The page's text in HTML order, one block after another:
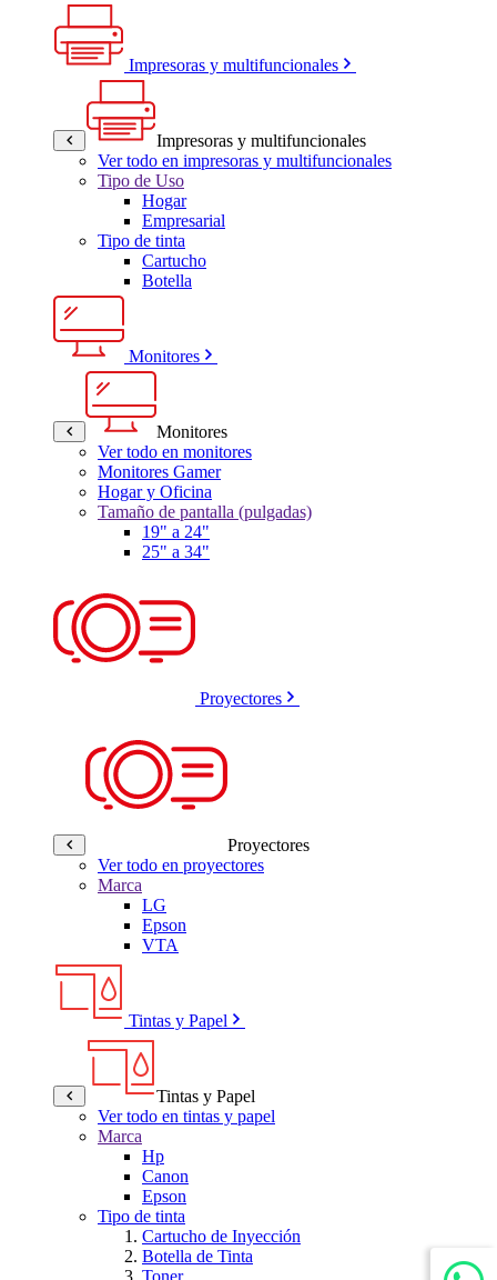
Impresoras y multifuncionales
Impresoras y multifuncionales
Ver todo en impresoras y multifuncionales
Tipo de Uso
Hogar
Empresarial
Tipo de tinta
Cartucho
Botella
Monitores
Monitores
Ver todo en monitores
Monitores Gamer
Hogar y Oficina
Tamaño de pantalla (pulgadas)
19" a 24"
25" a 34"
Proyectores
Proyectores
Ver todo en proyectores
Marca
LG
Epson
VTA
Tintas y Papel
Tintas y Papel
Ver todo en tintas y papel
Marca
Hp
Canon
Epson
Tipo de tinta
Cartucho de Inyección
Botella de Tinta
Toner